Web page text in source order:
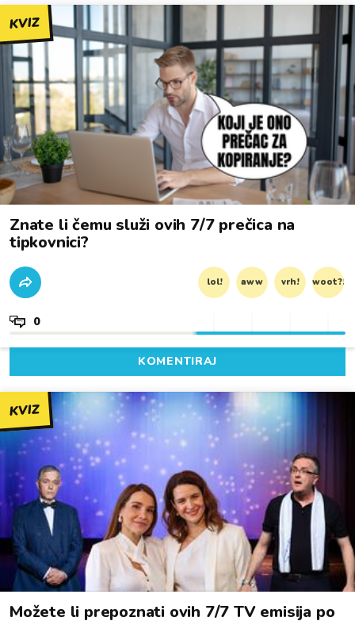
KVIZ
Znate li čemu služi ovih 7/7 prečica na
tipkovnici?
lol! aww vrh! woot?!
0
KOMENTIRAJ
KVIZ
Možete li prepoznati ovih 7/7 TV emisija po